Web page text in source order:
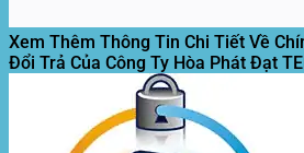
Xem Thêm Thông Tin Chi Tiết Về
Đổi Trả Của Công Ty Hòa Phát Đạt